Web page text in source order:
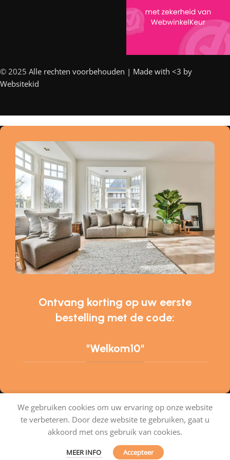
© 2025 Alle rechten voorbehouden | Made with <3 by
Websitekid
Ontvang korting op uw eerste
bestelling met de code:
"Welkom10"
We gebruiken cookies om uw ervaring op onze website
te verbeteren. Door deze website te gebruiken, gaat u
akkoord met ons gebruik van cookies.
MEER INFO Accepteer
Tapijtenshop.com